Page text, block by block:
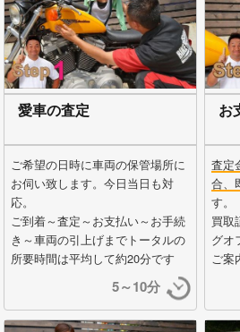
愛車の査定
ご希望の日時に車両の保管場所に
お伺い致します。今日当日も対
応。
ご到着～査定～お支払い～お手続
き～車両の引上げまでトータルの
所要時間は平均して約20分です
5～10分
お
査定
合、
す。
買取
グオ
ご案